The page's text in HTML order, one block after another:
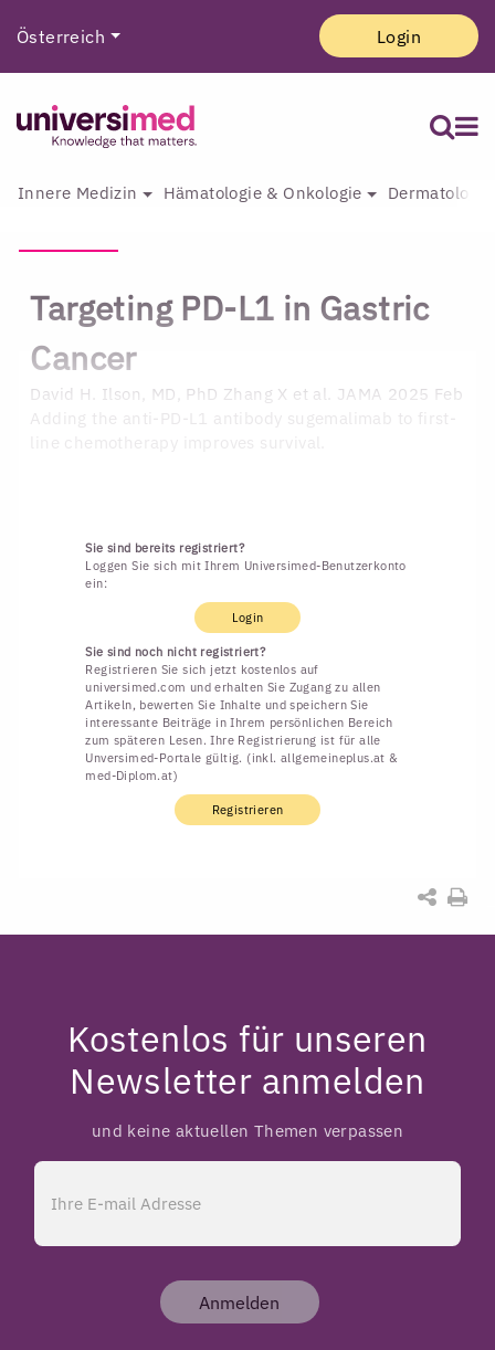
Österreich Login
Innere Medizin Hämatologie & Onkologie
Targeting PD-L1 in Gastric
Cancer
David H. Ilson, MD, PhD Zhang X et al. JAMA 2025 Feb
Adding the anti-PD-L1 antibody sugemalimab to first-
Sie sind bereits registriert?
Loggen Sie sich mit Ihrem Universimed-Benutzerkonto
ein:
Login
Sie sind noch nicht registriert?
Registrieren Sie sich jetzt kostenlos auf
universimed.com und erhalten Sie Zugang zu allen
Artikeln, bewerten Sie Inhalte und speichern Sie
interessante Beiträge in Ihrem persönlichen Bereich
zum späteren Lesen. Ihre Registrierung ist für alle
Unversimed-Portale gültig. (inkl. allgemeineplus.at &
med-Diplom.at)
Registrieren
Kostenlos für unseren
Newsletter anmelden
und keine aktuellen Themen verpassen
Anmelden